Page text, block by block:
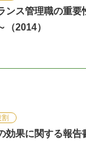
ンス管理職の重
（2014）
効果に関する報告